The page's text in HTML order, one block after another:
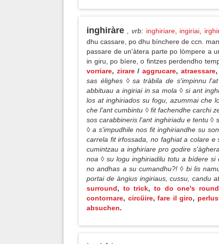
inghiràre , vrb: inghiriare, ingiriai
dhu cassare, po dhu bínchere de ccn.
passare de un'àtera parte po lòmpere a
in giru, po bíere, o fintzes perdendho
vorriare, zirare / aggrucare, atraessare
sas élighes ◊ sa tràbila de s'impinnu
abbituau a ingiriai in sa mola ◊ si ant
los at inghiriados su fogu, azummai che
che l'ant cumbintu ◊ fit fachendhe carchi
sos carabbineris l'ant inghiriadu e tentu ◊
◊ a s'impudhile nos fit inghiriandhe su
carrela fit irfossada, no faghiat a colare
cumintzau a inghiriare pro godire
noa ◊ su logu inghiriadilu totu a bídere
no andhas a su cumandhu?! ◊ bi lis
portai de àngius ingiriaus, cussu, candu
surround, to trick, to do one's
contornare, circüire, fare il giro,
absuchen.